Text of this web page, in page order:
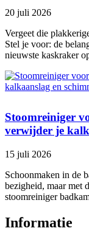
20 juli 2026
Vergeet die
Stel je voor: de
nieuwste kaskraker
Stoomreiniger
verwijder je
15 juli 2026
Schoonmaken in de
bezigheid, maar met
stoomreiniger
Informatie